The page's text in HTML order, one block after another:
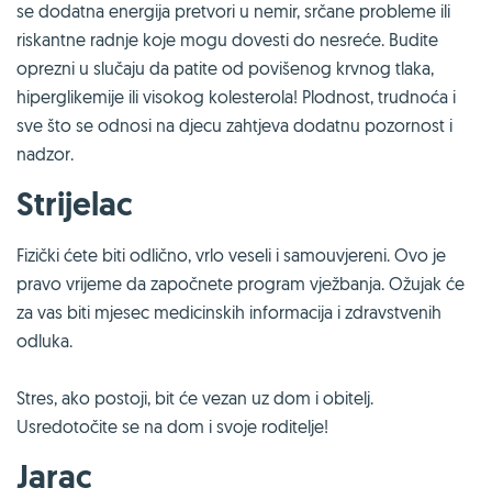
se dodatna energija pretvori u nemir, srčane probleme ili
riskantne radnje koje mogu dovesti do nesreće. Budite
oprezni u slučaju da patite od povišenog krvnog tlaka,
hiperglikemije ili visokog kolesterola! Plodnost, trudnoća i
sve što se odnosi na djecu zahtjeva dodatnu pozornost i
nadzor.
Strijelac
Fizički ćete biti odlično, vrlo veseli i samouvjereni. Ovo je
pravo vrijeme da započnete program vježbanja. Ožujak će
za vas biti mjesec medicinskih informacija i zdravstvenih
odluka.
Stres, ako postoji, bit će vezan uz dom i obitelj.
Usredotočite se na dom i svoje roditelje!
Jarac